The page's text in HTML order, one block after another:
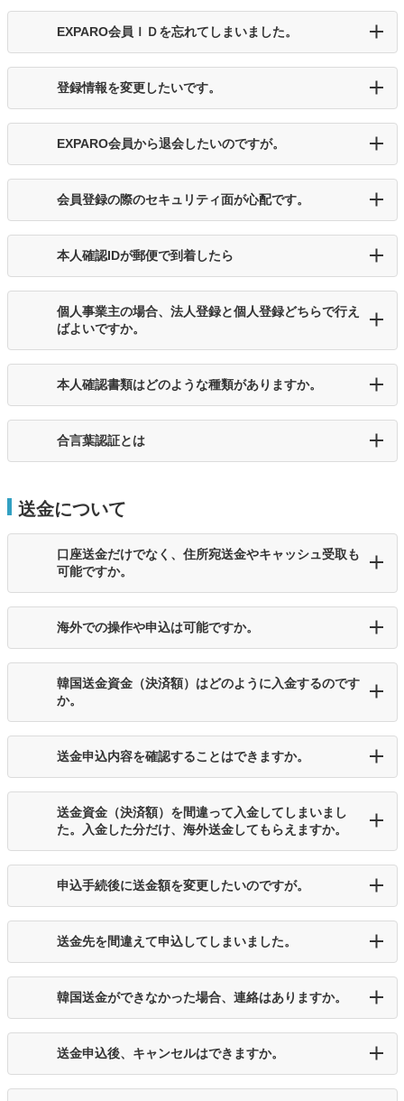
EXPARO会員ＩＤを忘れてしまいました。
登録情報を変更したいです。
EXPARO会員から退会したいのですが。
会員登録の際のセキュリティ面が心配です。
本人確認IDが郵便で到着したら
個人事業主の場合、法人登録と個人登録どちらで行え
ばよいですか。
本人確認書類はどのような種類がありますか。
合言葉認証とは
送金について
口座送金だけでなく、住所宛送金やキャッシュ受取も
可能ですか。
海外での操作や申込は可能ですか。
韓国送金資金（決済額）はどのように入金するのです
か。
送金申込内容を確認することはできますか。
送金資金（決済額）を間違って入金してしまいまし
た。入金した分だけ、海外送金してもらえますか。
申込手続後に送金額を変更したいのですが。
送金先を間違えて申込してしまいました。
韓国送金ができなかった場合、連絡はありますか。
送金申込後、キャンセルはできますか。